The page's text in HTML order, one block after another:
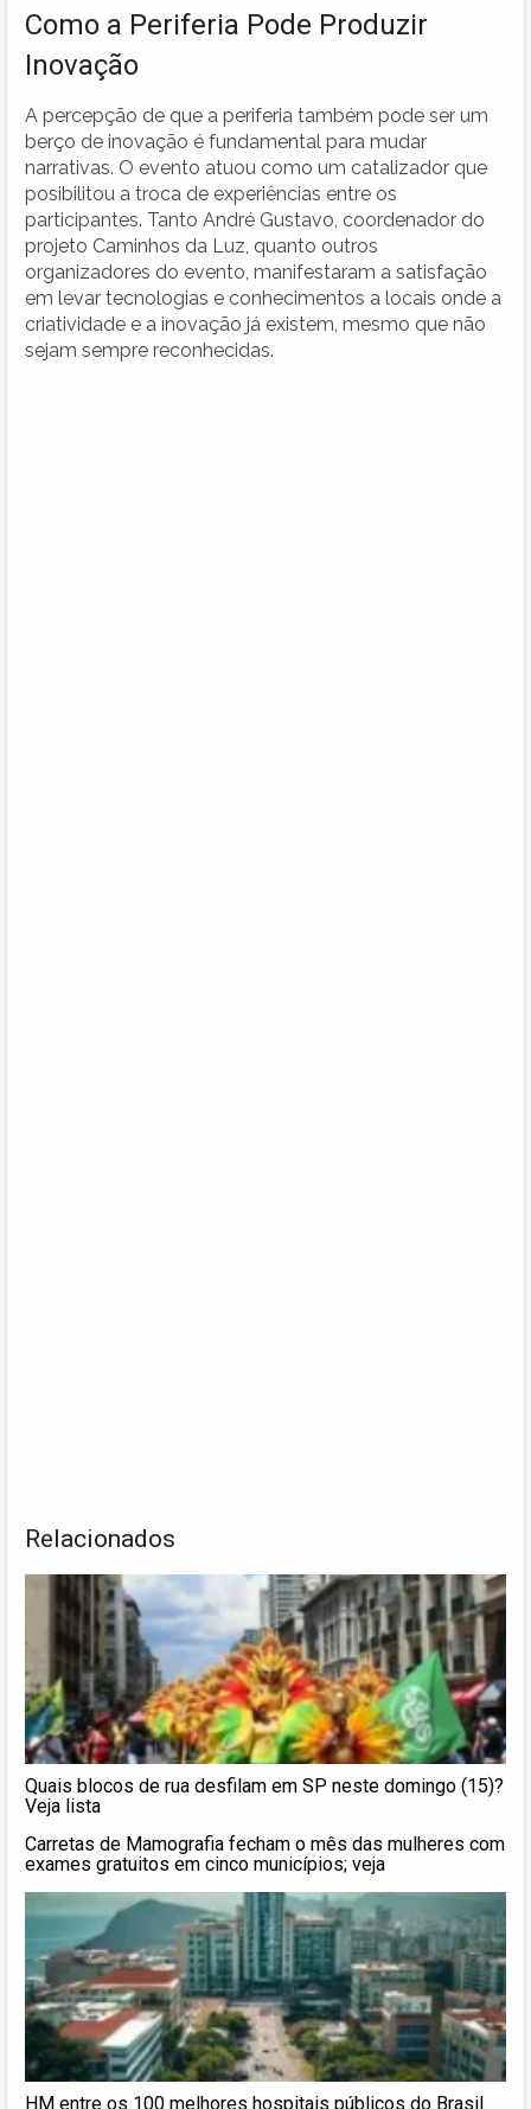
Como a Periferia Pode Produzir
Inovação
A percepção de que a periferia também pode ser um
berço de inovação é fundamental para mudar
narrativas. O evento atuou como um catalizador que
posibilitou a troca de experiências entre os
participantes. Tanto André Gustavo, coordenador do
projeto Caminhos da Luz, quanto outros
organizadores do evento, manifestaram a satisfação
em levar tecnologias e conhecimentos a locais onde a
criatividade e a inovação já existem, mesmo que não
sejam sempre reconhecidas.
Relacionados
Quais blocos de rua desfilam em SP neste domingo (15)?
Veja lista
Carretas de Mamografia fecham o mês das mulheres com
exames gratuitos em cinco municípios; veja
HM entre os 100 melhores hospitais públicos do Brasil